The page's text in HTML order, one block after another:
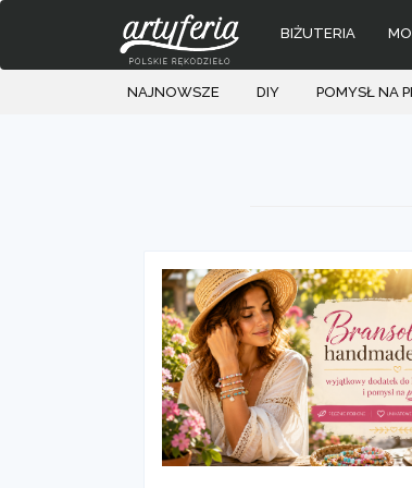
BIŻUTERIA
NAJNOWSZE DIY POMYSŁ NA